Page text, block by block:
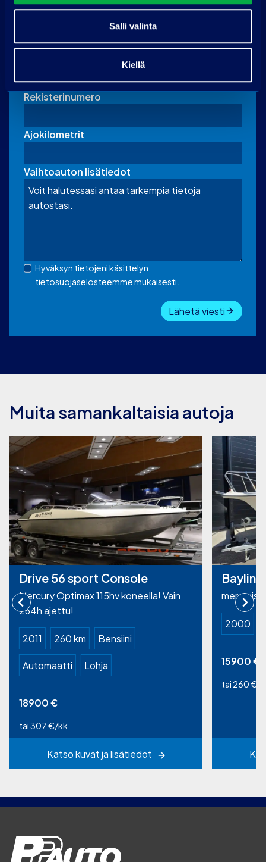
Salli valinta
Kiellä
(täytä jos tarjoat vaihdossa autoa)
Rekisterinumero
Ajokilometrit
Vaihtoauton lisätiedot
Hyväksyn tietojeni käsittelyn
tietosuojaselosteemme mukaisesti.
Lähetä viesti
Muita samankaltaisia autoja
Drive 56 sport Console
Mercury Optimax 115hv koneella! Vain
264h ajettu!
2011 260 km Bensiini
Automaatti Lohja
18900€
tai 307 €/kk
Katso kuvat ja lisätiedot
2000
15900€
tai 260 €/